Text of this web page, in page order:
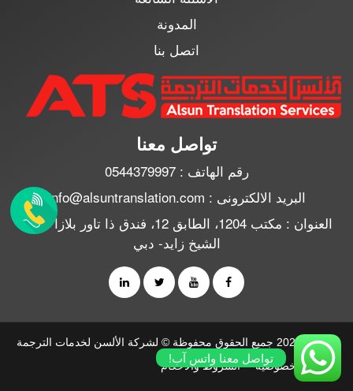
المدونة
اتصل بنا
تواصل معنا
رقم الهاتف : 0544379997
البريد الالكترونى : info@alsuntranslation.com
العنوان : مكتب 1204، الطابق 12، فندق ذا تاور بلازا شارع
الشيخ زايد- دبي
تواصل معنا واتس آب!
2010 - 2026 جميع الحقوق محفوظة © لشركة الألسن لخدمات الترجمة
سياسة الخصوصية
الشروط والأحكام